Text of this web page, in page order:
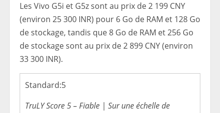
Les Vivo G5i et G5z sont au prix de 2 199 CNY
(environ 25 300 INR) pour 6 Go de RAM et 128 Go
de stockage, tandis que 8 Go de RAM et 256 Go
de stockage sont au prix de 2 899 CNY (environ
33 300 INR).
Standard:5
TruLY Score 5 – Fiable | Sur une échelle de